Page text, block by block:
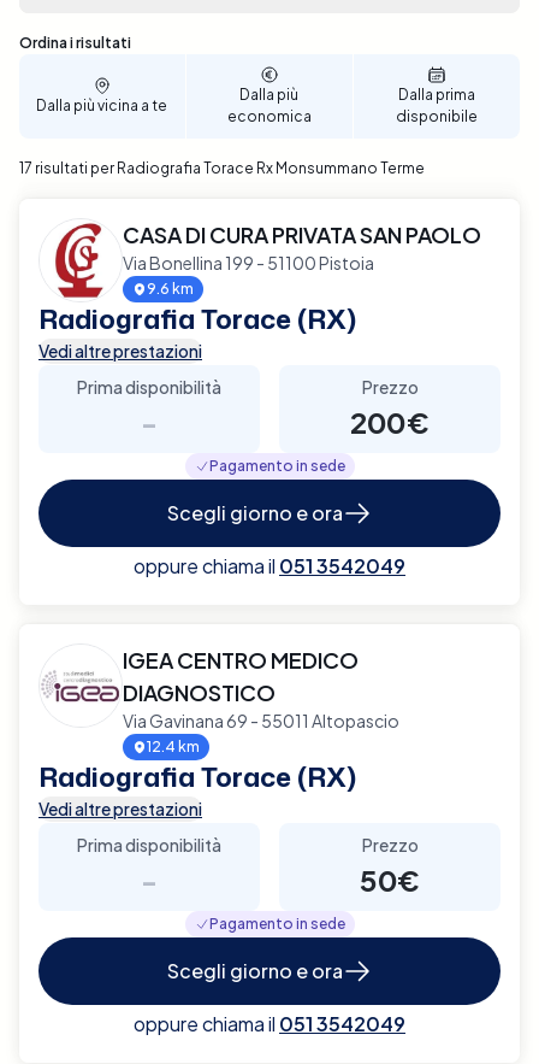
si adattano alle tue esigenze. Prenota ora per
assicurarti un supporto di qualità nella cura della tua
salute a Monsummano Terme.
Sono stati trovati 17 risultati
Ordina i risultati
Dalla più vicina a te
Dalla più
economica
Dalla prima
disponibile
17 risultati per Radiografia Torace Rx Monsummano Terme
CASA DI CURA PRIVATA SAN PAOLO
Via Bonellina 199 - 51100 Pistoia
9.6 km
Radiografia Torace (RX)
Vedi altre prestazioni
Prima disponibilità
-
Prezzo
200€
Pagamento in sede
Scegli giorno e ora
oppure chiama il 051 3542049
IGEA CENTRO MEDICO
DIAGNOSTICO
Via Gavinana 69 - 55011 Altopascio
12.4 km
Radiografia Torace (RX)
Vedi altre prestazioni
Prima disponibilità
-
Prezzo
50€
Pagamento in sede
Scegli giorno e ora
oppure chiama il 051 3542049